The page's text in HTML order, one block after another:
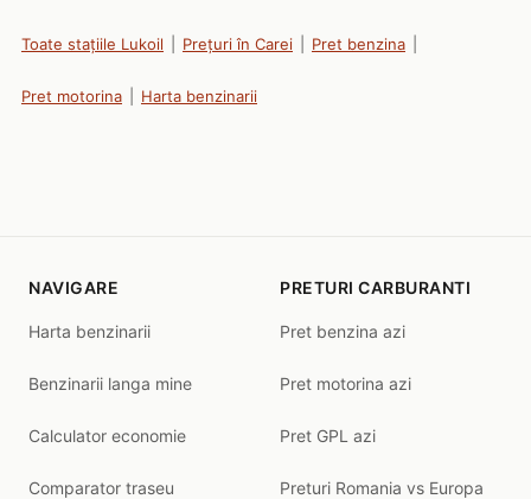
Toate stațiile Lukoil Prețuri în Carei Pret benzina
Pret motorina Harta benzinarii
NAVIGARE
Harta benzinarii
Benzinarii langa mine
Calculator economie
Comparator traseu
PRETURI CARBURANTI
Pret benzina azi
Pret motorina azi
Pret GPL azi
Preturi Romania vs Europa